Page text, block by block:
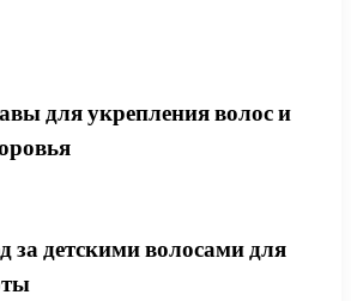
для укрепления волос и
детскими волосами для